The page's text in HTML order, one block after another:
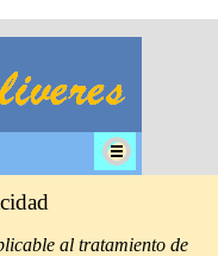
al tratamiento de